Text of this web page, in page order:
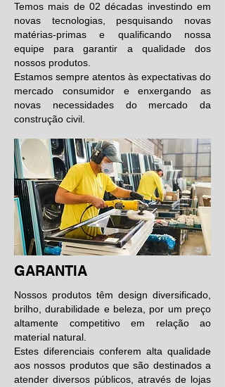
Temos mais de 02 décadas investindo em
novas tecnologias, pesquisando novas
matérias-primas e qualificando nossa
equipe para garantir a qualidade dos
nossos produtos.
Estamos sempre atentos às expectativas do
mercado consumidor e enxergando as
novas necessidades do mercado da
construção civil.
GARANTIA
Nossos produtos têm design diversificado,
brilho, durabilidade e beleza, por um preço
altamente competitivo em relação ao
material natural.
Estes diferenciais conferem alta qualidade
aos nossos produtos que são destinados a
atender diversos públicos, através de lojas